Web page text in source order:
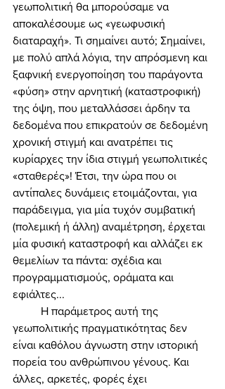
γεωπολιτική θα μπορούσαμε να
αποκαλέσουμε ως «γεωφυσική
διαταραχή». Τι σημαίνει αυτό; Σημαίνει,
με πολύ απλά λόγια, την απρόσμενη και
ξαφνική ενεργοποίηση του παράγοντα
«φύση» στην αρνητική (καταστροφική)
της όψη, που μεταλλάσσει άρδην τα
δεδομένα που επικρατούν σε δεδομένη
χρονική στιγμή και ανατρέπει τις
κυρίαρχες την ίδια στιγμή γεωπολιτικές
«σταθερές»! Έτσι, την ώρα που οι
αντίπαλες δυνάμεις ετοιμάζονται, για
παράδειγμα, για μία τυχόν συμβατική
(πολεμική ή άλλη) αναμέτρηση, έρχεται
μία φυσική καταστροφή και αλλάζει εκ
θεμελίων τα πάντα: σχέδια και
προγραμματισμούς, οράματα και
εφιάλτες...
γεωπολιτικής πραγματικότητας δεν
είναι καθόλου άγνωστη στην ιστορική
πορεία του ανθρώπινου γένους. Και
άλλες, αρκετές, φορές έχει